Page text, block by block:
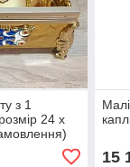
з 1
24 х
15